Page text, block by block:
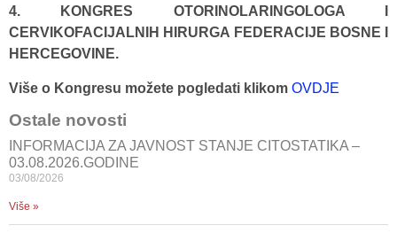
4. KONGRES OTORINOLARINGOLOGA I
CERVIKOFACIJALNIH HIRURGA FEDERACIJE BOSNE I
HERCEGOVINE.
Više o Kongresu možete pogledati klikom OVDJE
Ostale novosti
INFORMACIJA ZA JAVNOST STANJE CITOSTATIKA –
03.08.2026.GODINE
03/08/2026
Više »